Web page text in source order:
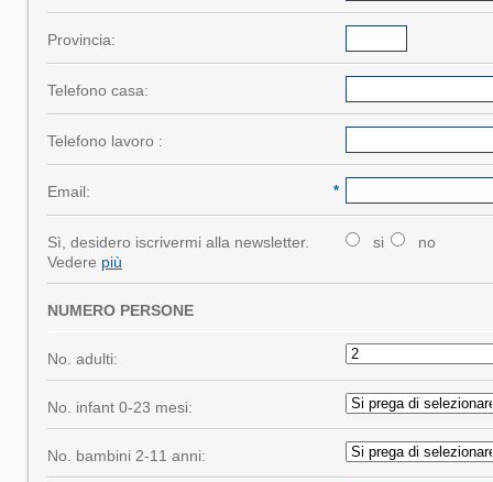
Provincia:
Telefono casa:
Telefono lavoro :
*
Email:
Sì, desidero iscrivermi alla newsletter.
Vedere più
si no
NUMERO PERSONE
No. adulti:
No. infant 0-23 mesi:
No. bambini 2-11 anni: